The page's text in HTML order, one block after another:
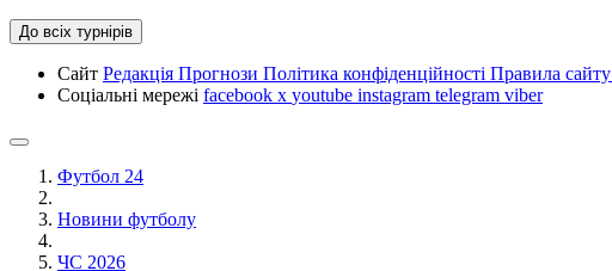
До всіх турнірів
Сайт Редакція Прогнози Політика конфіденційності Правила сайту
Соціальні мережі facebook x youtube instagram telegram viber
Футбол 24
Новини футболу
ЧС 2026